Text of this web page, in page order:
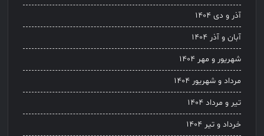
آذر و دی ۱۴۰۴
آبان و آذر ۱۴۰۴
شهریور و مهر ۱۴۰۴
مرداد و شهریور ۱۴۰۴
تیر و مرداد ۱۴۰۴
خرداد و تیر ۱۴۰۴